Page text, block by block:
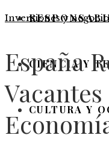
CIENCIA Y
CULTURA Y
Inversiones y
España